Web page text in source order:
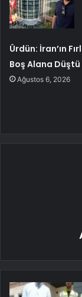
Ürdün: İran’ın
Boş Alana Düştü
Ağustos 6, 2026